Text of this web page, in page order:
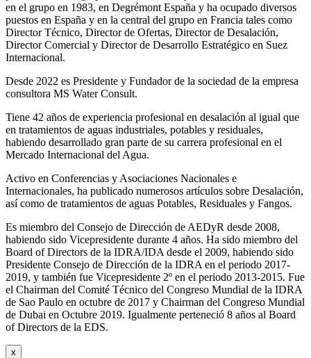
en el grupo en 1983, en Degrémont España y ha ocupado diversos
puestos en España y en la central del grupo en Francia tales como
Director Técnico, Director de Ofertas, Director de Desalación,
Director Comercial y Director de Desarrollo Estratégico en Suez
Internacional.
Desde 2022 es Presidente y Fundador de la sociedad de la empresa
consultora MS Water Consult.
Tiene 42 años de experiencia profesional en desalación al igual que
en tratamientos de aguas industriales, potables y residuales,
habiendo desarrollado gran parte de su carrera profesional en el
Mercado Internacional del Agua.
Activo en Conferencias y Asociaciones Nacionales e
Internacionales, ha publicado numerosos artículos sobre Desalación,
así como de tratamientos de aguas Potables, Residuales y Fangos.
Es miembro del Consejo de Dirección de AEDyR desde 2008,
habiendo sido Vicepresidente durante 4 años. Ha sido miembro del
Board of Directors de la IDRA/IDA desde el 2009, habiendo sido
Presidente Consejo de Dirección de la IDRA en el periodo 2017-
2019, y también fue Vicepresidente 2º en el periodo 2013-2015. Fue
el Chairman del Comité Técnico del Congreso Mundial de la IDRA
de Sao Paulo en octubre de 2017 y Chairman del Congreso Mundial
de Dubai en Octubre 2019. Igualmente perteneció 8 años al Board
of Directors de la EDS.
x